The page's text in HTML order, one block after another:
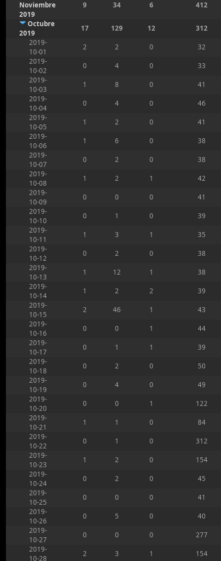
Noviembre
2019
9 34 6 412
Octubre
2019
17 129 12
312
2019-
10-01
2 2 0
32
2019-
10-02
0 4 0
33
2019-
10-03
1 8 0
41
2019-
10-04
0 4 0
46
2019-
10-05
1 2 0
41
2019-
10-06
1 6 0
38
2019-
10-07
0 2 0
38
2019-
10-08
1 2 1
42
2019-
10-09
0 0 0
41
2019-
10-10
0 1 0
39
2019-
10-11
1 3 1
35
2019-
10-12
0 2 0
38
2019-
10-13
1 12 1
38
2019-
10-14
1 2 2
39
2019-
10-15
2 46 1
43
2019-
10-16
0 0 1
44
2019-
10-17
0 1 1
39
2019-
10-18
0 2 0
50
2019-
10-19
0 4 0
49
2019-
10-20
0 0 1
122
2019-
10-21
1 1 0
84
2019-
10-22
0 1 0
312
2019-
10-23
1 2 0
154
2019-
10-24
0 2 0
45
2019-
10-25
0 0 0
41
2019-
10-26
0 5 0
40
2019-
10-27
0 0 0
277
2019-
10-28
2 3 1
154